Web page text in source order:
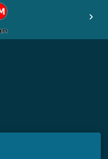
chevron_right